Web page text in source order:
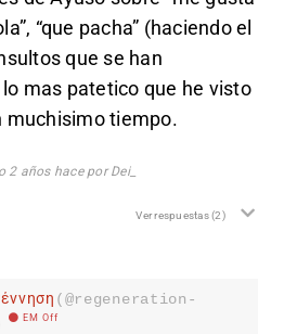
“que pacha” (haciendo el
que se han
mas patetico que he visto
muchisimo tiempo.
2 años hace por Dei_
Ver respuestas(2)
(@regeneration-
EM Off